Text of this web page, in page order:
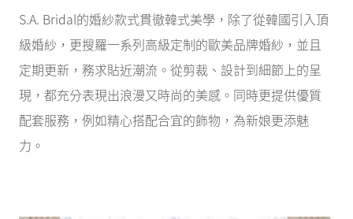
S.A. Bridal的婚紗款式貫徹韓式美學，除了從韓國引入頂
級婚紗，更搜羅一系列高級定制的歐美品牌婚紗，並且
定期更新，務求貼近潮流。從剪裁、設計到細節上的呈
現，都充分表現出浪漫又時尚的美感。同時更提供優質
配套服務，例如精心搭配合宜的飾物，為新娘更添魅
力。